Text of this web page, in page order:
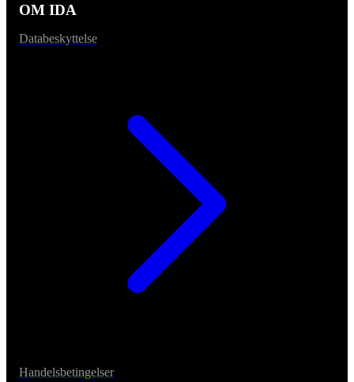
OM IDA
Databeskyttelse
Handelsbetingelser